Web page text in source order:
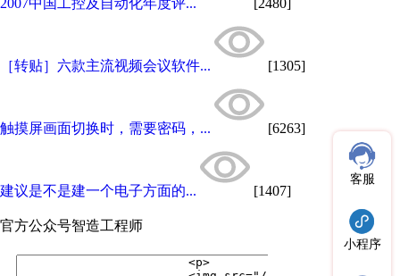
2007中国工控及自动化年度评... [2480]
［转贴］六款主流视频会议软件... [1305]
触摸屏画面切换时，需要密码，... [6263]
建议是不是建一个电子方面的... [1407]
官方公众号智造工程师
客服
小程序